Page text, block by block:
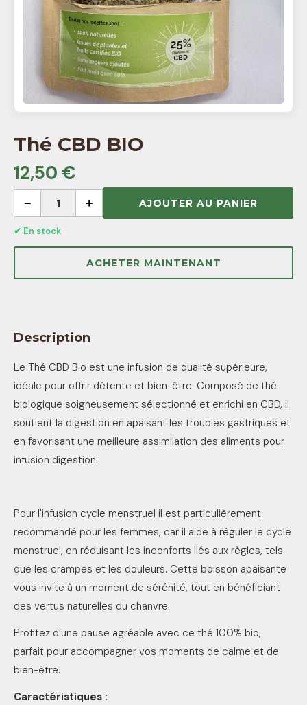
Thé CBD BIO
12,50 €
− 1 + AJOUTER AU PANIER
✔ En stock
ACHETER MAINTENANT
Description
Le Thé CBD Bio est une infusion de qualité supérieure,
idéale pour offrir détente et bien-être. Composé de thé
biologique soigneusement sélectionné et enrichi en CBD, il
soutient la digestion en apaisant les troubles gastriques et
en favorisant une meilleure assimilation des aliments pour
infusion digestion
Pour l'infusion cycle menstruel il est particulièrement
recommandé pour les femmes, car il aide à réguler le cycle
menstruel, en réduisant les inconforts liés aux règles, tels
que les crampes et les douleurs. Cette boisson apaisante
vous invite à un moment de sérénité, tout en bénéficiant
des vertus naturelles du chanvre.
Profitez d’une pause agréable avec ce thé 100% bio,
parfait pour accompagner vos moments de calme et de
bien-être.
Caractéristiques :